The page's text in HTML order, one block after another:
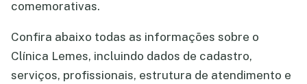
comemorativas.
Confira abaixo todas as informações sobre o
Clínica Lemes, incluindo dados de cadastro,
serviços, profissionais, estrutura de atendimento e